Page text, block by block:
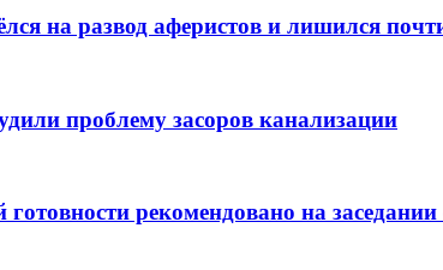
на развод аферистов и лишился
проблему засоров канализации
рекомендовано на